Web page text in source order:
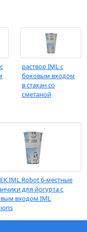
раствор IML с
боковым входом
в стакан со
сметаной
IML Robot 6-местные
для йогурта с
входом IML